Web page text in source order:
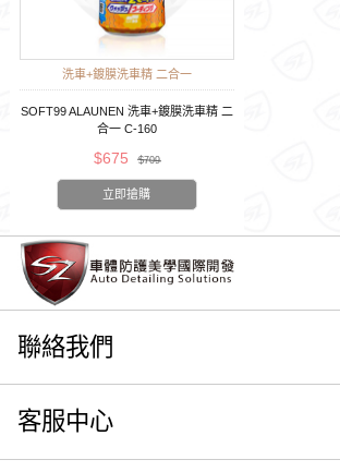
洗車+鍍膜洗車精 二合一
SOFT99 ALAUNEN 洗車+鍍膜洗車精 二
合一 C-160
$675 $709
立即搶購
聯絡我們
客服中心